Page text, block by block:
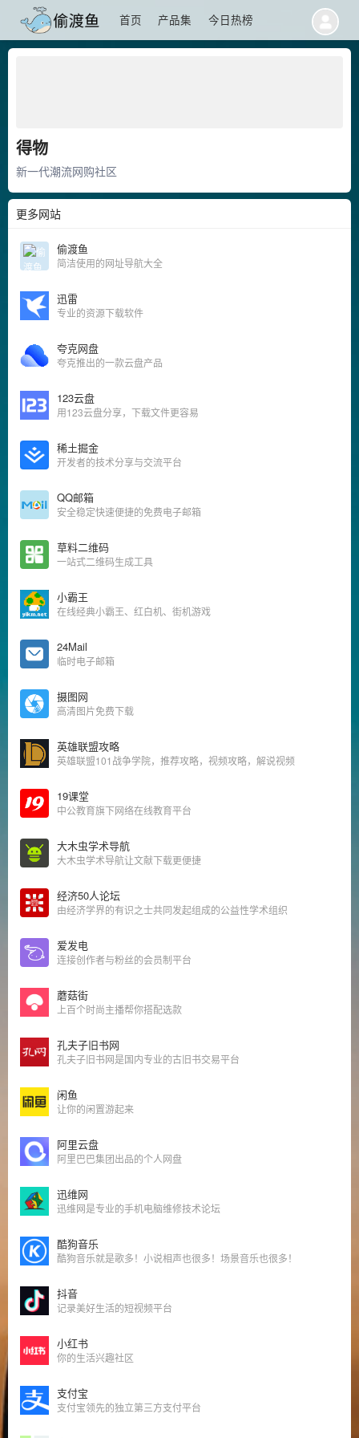
首页 产品集 今日热榜
得物
新一代潮流网购社区
更多网站
偷渡鱼
简洁使用的网址导航大全
迅雷
专业的资源下载软件
夸克网盘
夸克推出的一款云盘产品
123云盘
用123云盘分享，下载文件更容易
稀土掘金
开发者的技术分享与交流平台
QQ邮箱
安全稳定快速便捷的免费电子邮箱
草料二维码
一站式二维码生成工具
小霸王
在线经典小霸王、红白机、街机游戏
24Mail
临时电子邮箱
摄图网
高清图片免费下载
英雄联盟攻略
英雄联盟101战争学院，推荐攻略，视频攻略，解说视频
19课堂
中公教育旗下网络在线教育平台
大木虫学术导航
大木虫学术导航让文献下载更便捷
经济50人论坛
由经济学界的有识之士共同发起组成的公益性学术组织
爱发电
连接创作者与粉丝的会员制平台
蘑菇街
上百个时尚主播帮你搭配选款
孔夫子旧书网
孔夫子旧书网是国内专业的古旧书交易平台
闲鱼
让你的闲置游起来
阿里云盘
阿里巴巴集团出品的个人网盘
迅维网
迅维网是专业的手机电脑维修技术论坛
酷狗音乐
酷狗音乐就是歌多！小说相声也很多！场景音乐也很多！
抖音
记录美好生活的短视频平台
小红书
你的生活兴趣社区
支付宝
支付宝领先的独立第三方支付平台